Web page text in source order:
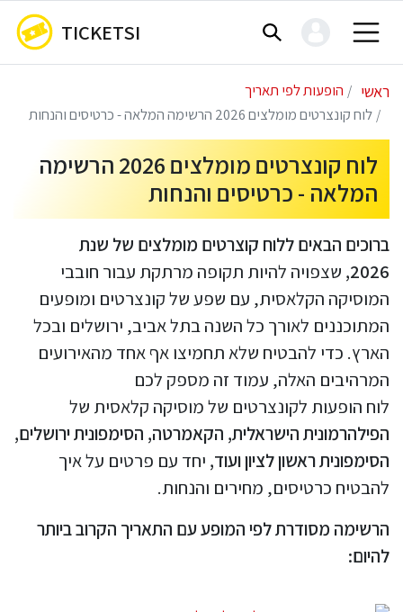
TICKETSI
ראשי
הופעות לפי תאריך
לוח קונצרטים מומלצים 2026 הרשימה המלאה - כרטיסים והנחות
לוח קונצרטים מומלצים 2026 הרשימה
המלאה - כרטיסים והנחות
ברוכים הבאים ללוח קוצרטים מומלצים של שנת
2026, שצפויה להיות תקופה מרתקת עבור חובבי
המוסיקה הקלאסית, עם שפע של קונצרטים ומופעים
המתוכננים לאורך כל השנה בתל אביב, ירושלים ובכל
הארץ. כדי להבטיח שלא תחמיצו אף אחד מהאירועים
המרהיבים האלה, עמוד זה מספק לכם
לוח הופעות לקונצרטים של מוסיקה קלאסית של
הפילהרמונית הישראלית, הקאמרטה, הסימפונית ירושלים,
הסימפונית ראשון לציון ועוד, יחד עם פרטים על איך
להבטיח כרטיסים, מחירים והנחות.
הרשימה מסודרת לפי המופע עם התאריך הקרוב ביותר
להיום: